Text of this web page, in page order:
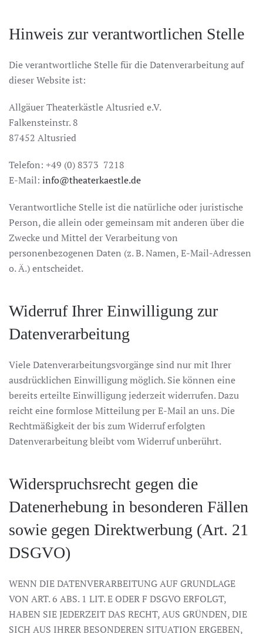
Hinweis zur verantwortlichen Stelle
Die verantwortliche Stelle für die Datenverarbeitung auf
dieser Website ist:
Allgäuer Theaterkästle Altusried e.V.
Falkensteinstr. 8
87452 Altusried
Telefon: +49 (0) 8373 7218
E-Mail: info@theaterkaestle.de
Verantwortliche Stelle ist die natürliche oder juristische
Person, die allein oder gemeinsam mit anderen über die
Zwecke und Mittel der Verarbeitung von
personenbezogenen Daten (z. B. Namen, E-Mail-Adressen
o. Ä.) entscheidet.
Widerruf Ihrer Einwilligung zur
Datenverarbeitung
Viele Datenverarbeitungsvorgänge sind nur mit Ihrer
ausdrücklichen Einwilligung möglich. Sie können eine
bereits erteilte Einwilligung jederzeit widerrufen. Dazu
reicht eine formlose Mitteilung per E-Mail an uns. Die
Rechtmäßigkeit der bis zum Widerruf erfolgten
Datenverarbeitung bleibt vom Widerruf unberührt.
Widerspruchsrecht gegen die
Datenerhebung in besonderen Fällen
sowie gegen Direktwerbung (Art. 21
DSGVO)
WENN DIE DATENVERARBEITUNG AUF GRUNDLAGE
VON ART. 6 ABS. 1 LIT. E ODER F DSGVO ERFOLGT,
HABEN SIE JEDERZEIT DAS RECHT, AUS GRÜNDEN, DIE
SICH AUS IHRER BESONDEREN SITUATION ERGEBEN,